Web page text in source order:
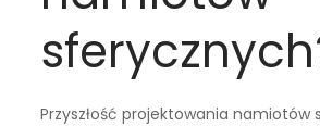
Przyszłość projektowania namiotów